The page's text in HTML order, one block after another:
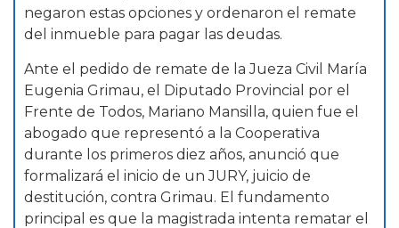
negaron estas opciones y ordenaron el remate
del inmueble para pagar las deudas.
Ante el pedido de remate de la Jueza Civil María
Eugenia Grimau, el Diputado Provincial por el
Frente de Todos, Mariano Mansilla, quien fue el
abogado que representó a la Cooperativa
durante los primeros diez años, anunció que
formalizará el inicio de un JURY, juicio de
destitución, contra Grimau. El fundamento
principal es que la magistrada intenta rematar el